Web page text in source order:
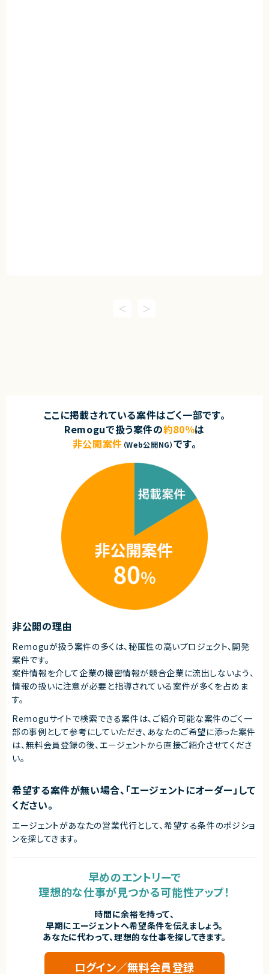
ここに掲載されている案件はごく一部です。
Remoguで扱う案件の約80％は
非公開案件 （Web公開NG）です。
非公開の理由
Remoguが扱う案件の多くは、秘匿性の高いプロジェクト、開発
案件です。
案件情報を介して企業の機密情報が競合企業に流出しないよう、
情報の扱いに注意が必要と指導されている案件が多くを占めま
す。
Remoguサイトで検索できる案件は、ご紹介可能な案件のごく一
部の事例として参考にしていただき、 あなたのご希望に添った案件
は、無料会員登録の後、エージェントから直接ご紹介させてくださ
い。
希望する案件が無い場合、「エージェントにオーダー」して
ください。
エージェントがあなたの営業代行として、希望する条件のポジショ
ンを探してきます。
早めのエントリーで
理想的な仕事が見つかる可能性アップ！
時間に余裕を持って、
早期にエージェントへ希望条件を伝えましょう。
あなたに代わって、理想的な仕事を探してきます。
ログイン／無料会員登録